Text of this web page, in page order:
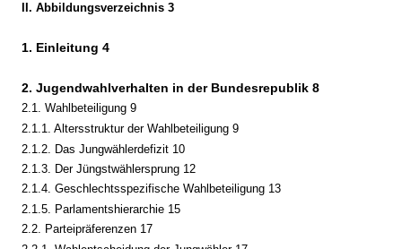
II. Abbildungsverzeichnis 3
1. Einleitung 4
2. Jugendwahlverhalten in der Bundesrepublik 8
2.1. Wahlbeteiligung 9
2.1.1. Altersstruktur der Wahlbeteiligung 9
2.1.2. Das Jungwählerdefizit 10
2.1.3. Der Jüngstwählersprung 12
2.1.4. Geschlechtsspezifische Wahlbeteiligung 13
2.1.5. Parlamentshierarchie 15
2.2. Parteipräferenzen 17